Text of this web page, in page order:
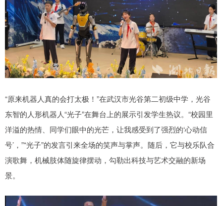
“原来机器人真的会打太极！”在武汉市光谷第二初级中学，光谷
东智的人形机器人“光子”在舞台上的展示引发学生热议。“校园里
洋溢的热情、同学们眼中的光芒，让我感受到了强烈的‘心动信
号’，”“光子”的发言引来全场的笑声与掌声。随后，它与校乐队合
演歌舞，机械肢体随旋律摆动，勾勒出科技与艺术交融的新场
景。